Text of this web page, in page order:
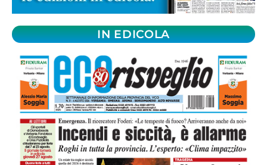
IN EDICOLA